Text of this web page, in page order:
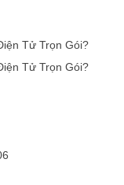
Tử Trọn Gói?
Tử Trọn Gói?